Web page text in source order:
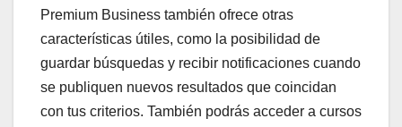
Premium Business también ofrece otras
características útiles, como la posibilidad de
guardar búsquedas y recibir notificaciones cuando
se publiquen nuevos resultados que coincidan
con tus criterios. También podrás acceder a cursos